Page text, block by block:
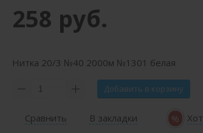
258 руб.
Нитка 20/3 №40 2000м №1301 белая
Добавить в корзину
Сравнить В закладки %